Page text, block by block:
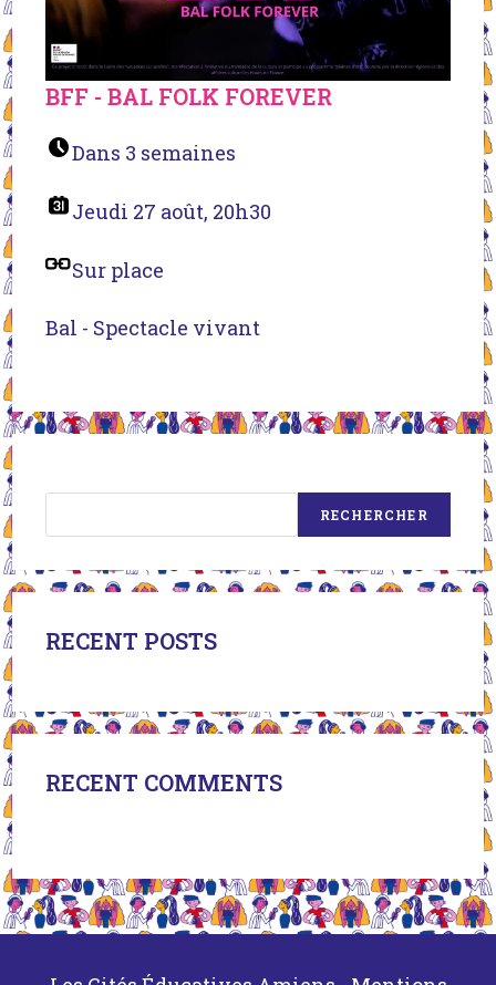
BFF - BAL FOLK FOREVER
Dans 3 semaines
Jeudi 27 août, 20h30
Sur place
Bal - Spectacle vivant
RECHERCHER
RECENT POSTS
RECENT COMMENTS